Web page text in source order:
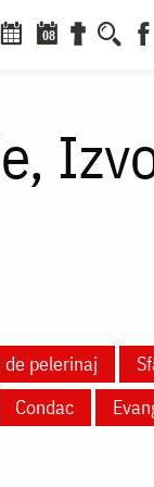
08
de pelerinaj
Condac